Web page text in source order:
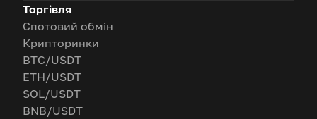
Торгівля
Спотовий обмін
Крипторинки
BTC/USDT
ETH/USDT
SOL/USDT
BNB/USDT